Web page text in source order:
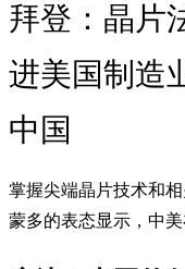
拜登：晶片
进美国制造
中国
掌握尖端晶片技术和
蒙多的表态显示，中